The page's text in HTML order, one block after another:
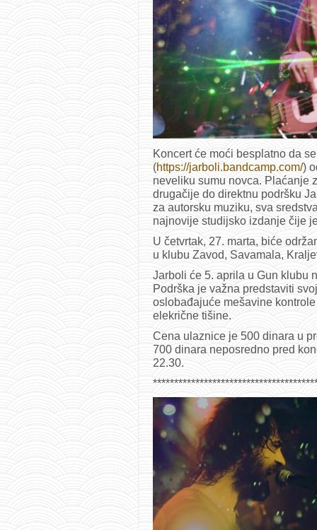
Koncert će moći besplatno da
(https://jarboli.bandcamp.com/)
neveliku sumu novca. Plaćanje
drugačije do direktnu podršku
za autorsku muziku, sva
najnovije studijsko izdanje čije
U četvrtak, 27. marta, biće
u klubu Zavod, Savamala,
Jarboli će 5. aprila u Gun klubu
Podrška je važna predstaviti
oslobađajuće mešavine
elekrične tišine.
Cena ulaznice je 500 dinara u
700 dinara neposredno pred
22.30.